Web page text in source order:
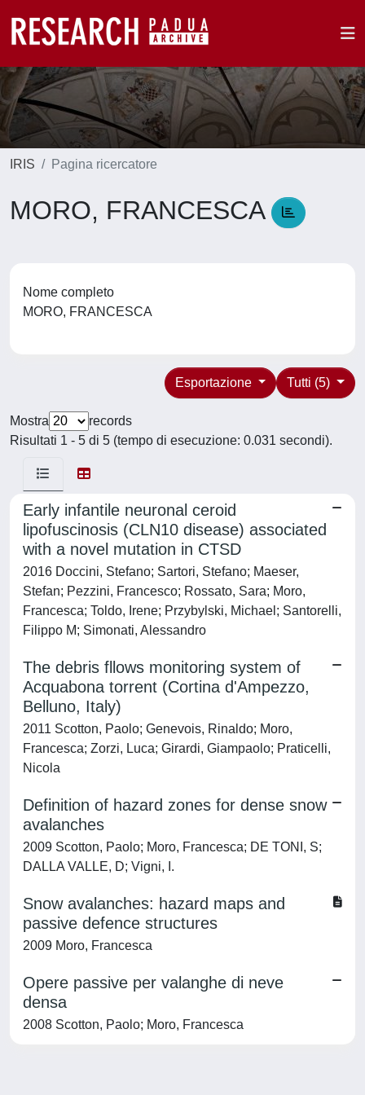
IRIS Pagina ricercatore
MORO, FRANCESCA
Nome completo
MORO, FRANCESCA
Tutti (5)
Esportazione
Mostra
records
Risultati 1 - 5 di 5 (tempo di esecuzione: 0.031 secondi).
Early infantile neuronal ceroid
lipofuscinosis (CLN10 disease) associated
with a novel mutation in CTSD
2016 Doccini, Stefano; Sartori, Stefano; Maeser,
Stefan; Pezzini, Francesco; Rossato, Sara; Moro,
Francesca; Toldo, Irene; Przybylski, Michael; Santorelli,
Filippo M; Simonati, Alessandro
The debris fllows monitoring system of
Acquabona torrent (Cortina d'Ampezzo,
Belluno, Italy)
2011 Scotton, Paolo; Genevois, Rinaldo; Moro,
Francesca; Zorzi, Luca; Girardi, Giampaolo; Praticelli,
Nicola
Definition of hazard zones for dense snow
avalanches
2009 Scotton, Paolo; Moro, Francesca; DE TONI, S;
DALLA VALLE, D; Vigni, I.
Snow avalanches: hazard maps and
passive defence structures
2009 Moro, Francesca
Opere passive per valanghe di neve
densa
2008 Scotton, Paolo; Moro, Francesca